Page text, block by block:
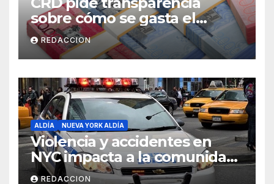
sobre cómo se gasta el
dinero del Seguro Familiar de
Salud
REDACCION
ALDÍA NUEVA YORK ALDÍA
Violencia y accidentes en
NYC impacta a la comunidad
dominicana
REDACCION